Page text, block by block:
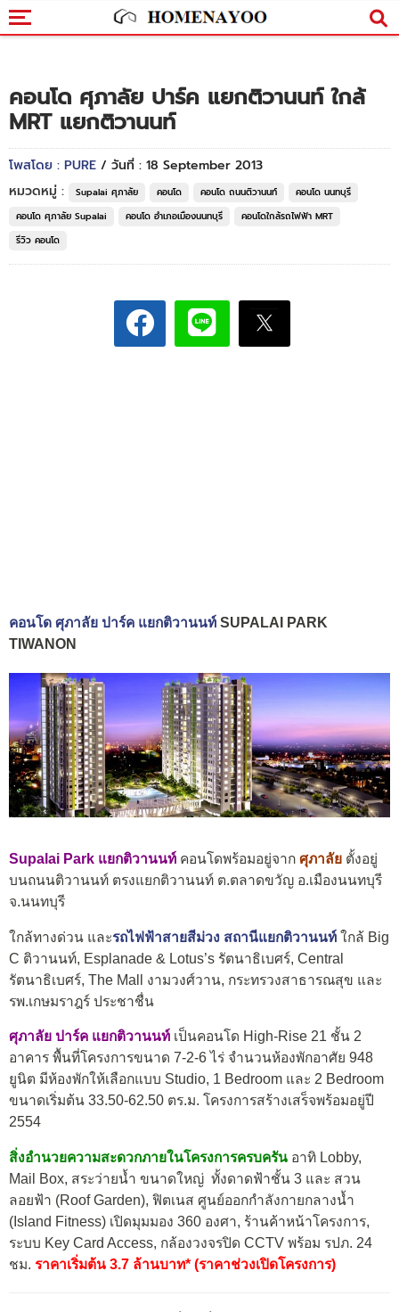
คอนโด ศุภาลัย ปาร์ค แยกติวานนท์ ใกล้
MRT แยกติวานนท์
โพสโดย : PURE / วันที่ : 18 September 2013
หมวดหมู่ :
Supalai ศุภาลัย คอนโด คอนโด ถนนติวานนท์
คอนโด นนทบุรี
คอนโด ศุภาลัย Supalai
คอนโด อำเภอเมืองนนทบุรี
คอนโดใกล้รถไฟฟ้า MRT
รีวิว คอนโด
คอนโด ศุภาลัย ปาร์ค แยกติวานนท์ SUPALAI PARK
TIWANON
Supalai Park แยกติวานนท์ คอนโดพร้อมอยู่จาก ศุภาลัย ตั้งอยู่
บนถนนติวานนท์ ตรงแยกติวานนท์ ต.ตลาดขวัญ อ.เมืองนนทบุรี
จ.นนทบุรี
ใกล้ทางด่วน และรถไฟฟ้าสายสีม่วง สถานีแยกติวานนท์ ใกล้ Big
C ติวานนท์, Esplanade & Lotus’s รัตนาธิเบศร์, Central
รัตนาธิเบศร์, The Mall งามวงศ์วาน, กระทรวงสาธารณสุข และ
รพ.เกษมราฎร์ ประชาชื่น
ศุภาลัย ปาร์ค แยกติวานนท์ เป็นคอนโด High-Rise 21 ชั้น 2
อาคาร พื้นที่โครงการขนาด 7-2-6 ไร่ จำนวนห้องพักอาศัย 948
ยูนิต มีห้องพักให้เลือกแบบ Studio, 1 Bedroom และ 2 Bedroom
ขนาดเริ่มต้น 33.50-62.50 ตร.ม. โครงการสร้างเสร็จพร้อมอยู่ปี
2554
สิ่งอำนวยความสะดวกภายในโครงการครบครัน อาทิ Lobby,
Mail Box, สระว่ายน้ำ ขนาดใหญ่ ทั้งดาดฟ้าชั้น 3 และ สวน
ลอยฟ้า (Roof Garden), ฟิตเนส ศูนย์ออกกำลังกายกลางน้ำ
(Island Fitness) เปิดมุมมอง 360 องศา, ร้านค้าหน้าโครงการ,
ระบบ Key Card Access, กล้องวงจรปิด CCTV พร้อม รปภ. 24
ชม. ราคาเริ่มต้น 3.7 ล้านบาท* (ราคาช่วงเปิดโครงการ)